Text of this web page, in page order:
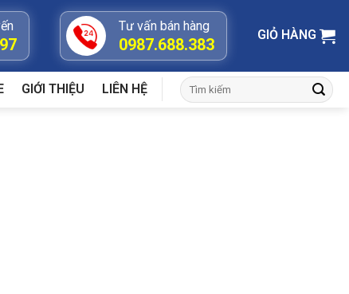
Tư vấn bán hàng
0987.688.383
GIỎ HÀNG
GIỚI THIỆU LIÊN HỆ
Tìm
kiếm: